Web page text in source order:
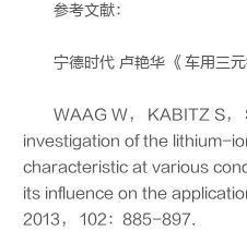
参考文献：
宁德时代 卢艳华 《车用三
WAAG W， KABITZ S
investigation of the lithium-
characteristic at various
its influence on the
2013， 102：885-897.